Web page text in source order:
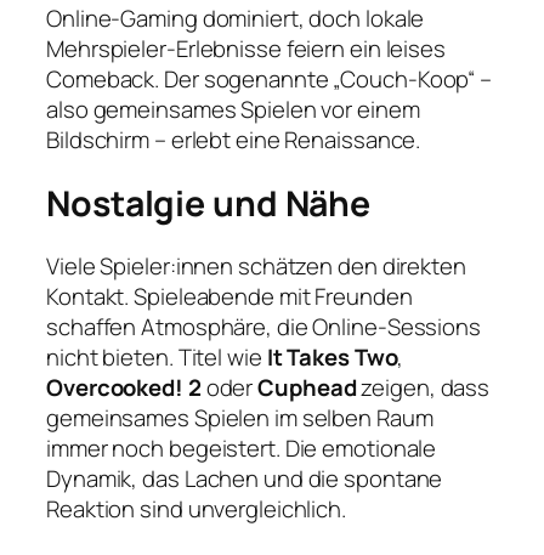
Online-Gaming dominiert, doch lokale
Mehrspieler-Erlebnisse feiern ein leises
Comeback. Der sogenannte „Couch-Koop“ –
also gemeinsames Spielen vor einem
Bildschirm – erlebt eine Renaissance.
Nostalgie und Nähe
Viele Spieler:innen schätzen den direkten
Kontakt. Spieleabende mit Freunden
schaffen Atmosphäre, die Online-Sessions
nicht bieten. Titel wie It Takes Two,
Overcooked! 2oderCupheadzeigen, dass
gemeinsames Spielen im selben Raum
immer noch begeistert. Die emotionale
Dynamik, das Lachen und die spontane
Reaktion sind unvergleichlich.